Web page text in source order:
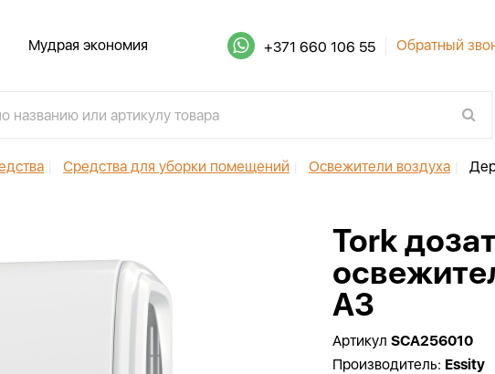
Мудрая экономия +371 660 106 55 Обратный
Средства для уборки помещений Освежители воздуха
Tork
A3
Артикул SCA256010
Производитель: Essity